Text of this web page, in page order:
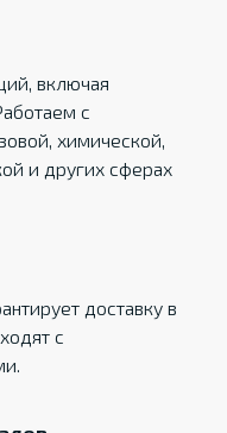
включая
с
химической,
и других сферах
доставку в
с